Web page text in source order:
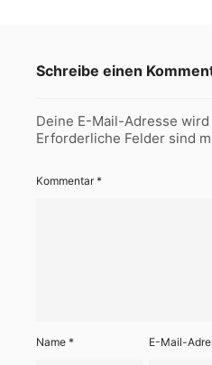
Schreibe einen
Deine E-Mail-Adresse
Erforderliche Felder sind
Kommentar*
Name * E-Mail-